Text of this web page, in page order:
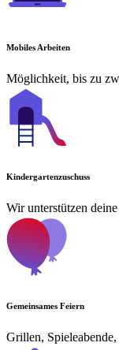
Mobiles Arbeiten
Möglichkeit, bis zu
Kindergartenzuschuss
Wir unterstützen
Gemeinsames Feiern
Grillen,